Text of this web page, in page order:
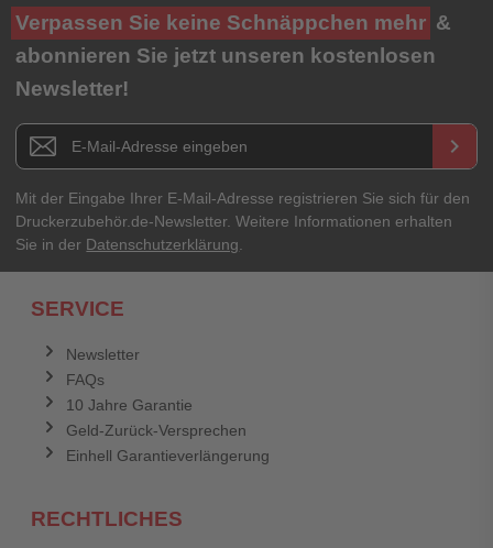
Ihre Bewertung**
★★★★★
Titel**
E-Mail-Adresse
Ihr Passwort
Verpassen Sie keine Schnäppchen mehr &
abonnieren Sie jetzt unseren kostenlosen
Newsletter!
Newsletter E-Mail Adresse keyboard_arrow_right
Mit der Eingabe Ihrer E-Mail-Adresse registrieren Sie sich für den
Druckerzubehör.de-Newsletter. Weitere Informationen erhalten
Sie in der Datenschutzerklärung
SERVICE
Newsletter
FAQs
10 Jahre Garantie
Geld-Zurück-Versprechen
Einhell Garantieverlängerung
RECHTLICHES